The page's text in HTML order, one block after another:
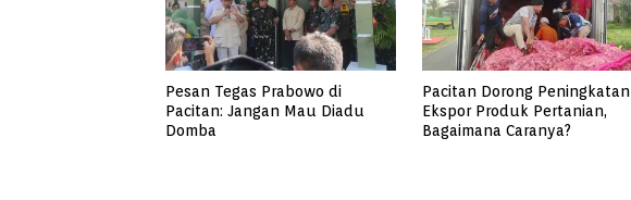
Pesan Tegas Prabowo di
Pacitan: Jangan Mau Diadu
Domba
Pacitan Dorong Peningkatan
Ekspor Produk Pertanian,
Bagaimana Caranya?